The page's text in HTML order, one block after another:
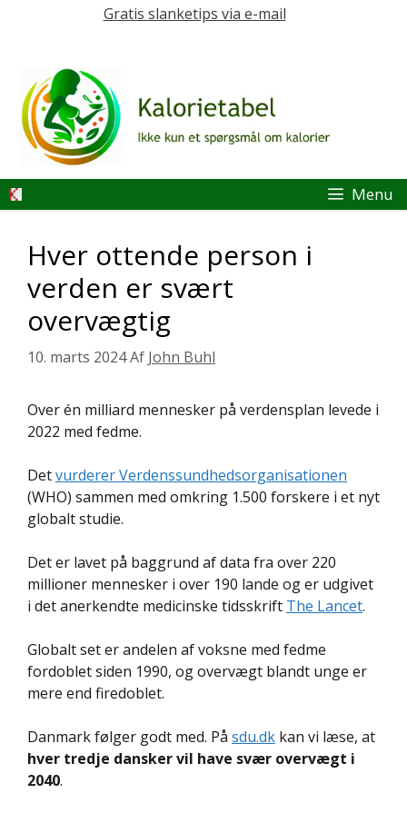
Gratis slanketips via e-mail
Menu
Hver ottende person i
verden er svært
overvægtig
10. marts 2024Af John Buhl
Over én milliard mennesker på verdensplan levede i
2022 med fedme.
Detvurderer Verdenssundhedsorganisationen
(WHO) sammen med omkring 1.500 forskere i et nyt
globalt studie.
Det er lavet på baggrund af data fra over 220
millioner mennesker i over 190 lande og er udgivet
i det anerkendte medicinske tidsskrift The Lancet.
Globalt set er andelen af voksne med fedme
fordoblet siden 1990, og overvægt blandt unge er
mere end firedoblet.
Danmark følger godt med. På sdu.dk kan vi læse, at
hver tredje dansker vil have svær overvægt i
2040.